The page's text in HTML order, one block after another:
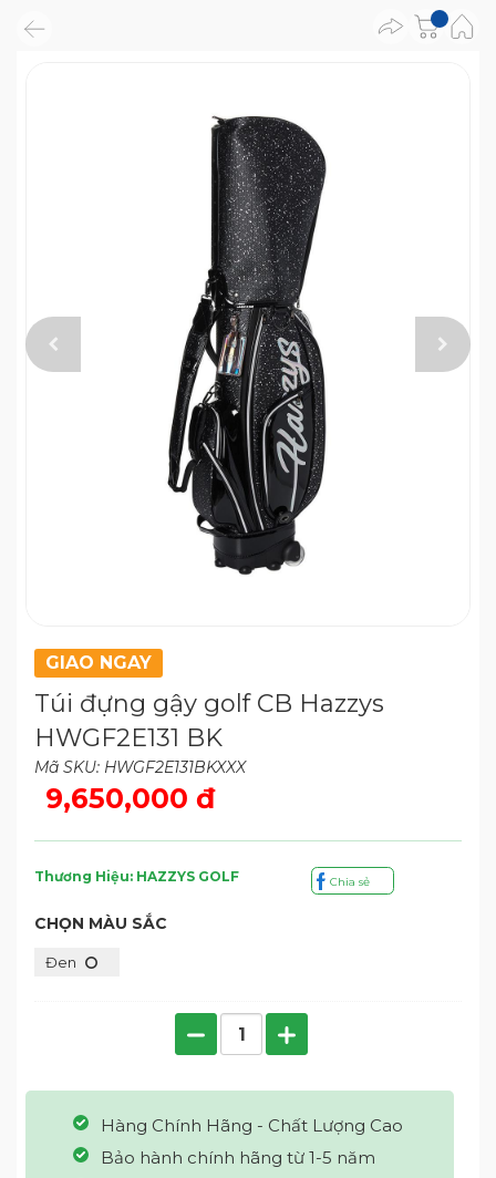
GIAO NGAY
Túi đựng gậy golf CB Hazzys
HWGF2E131 BK
Mã SKU: HWGF2E131BKXXX
9,650,000 đ
Thương Hiệu: HAZZYS GOLF Chia sẻ
CHỌN MÀU SẮC
Đen
Hàng Chính Hãng - Chất Lượng Cao
Bảo hành chính hãng từ 1-5 năm